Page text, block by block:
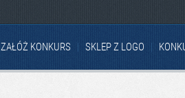
ZAŁÓŻ KONKURS SKLEP Z LOGO